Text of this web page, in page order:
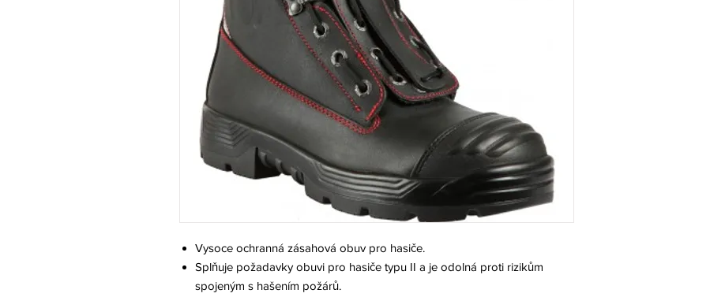
Vysoce ochranná zásahová obuv pro hasiče.
Splňuje požadavky obuvi pro hasiče typu II a je odolná proti rizikům
spojeným s hašením požárů.